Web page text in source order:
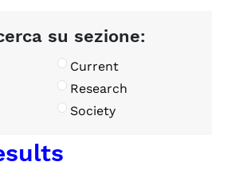
su sezione:
Current
Research
Society